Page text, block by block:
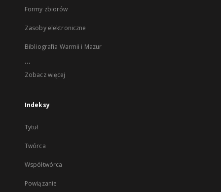
Formy zbiorów
Zasoby elektroniczne
Bibliografia Warmii i Mazur
...
Zobacz więcej
Indeksy
Tytuł
Twórca
Współtwórca
Powiązanie